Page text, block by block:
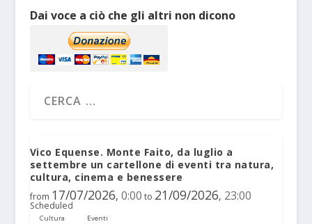
Dai voce a ciò che gli altri non dicono
Vico Equense. Monte Faito, da luglio a
settembre un cartellone di eventi tra natura,
cultura, cinema e benessere
from 17/07/2026, 0:00 to 21/09/2026, 23:00
Scheduled
Cultura Eventi